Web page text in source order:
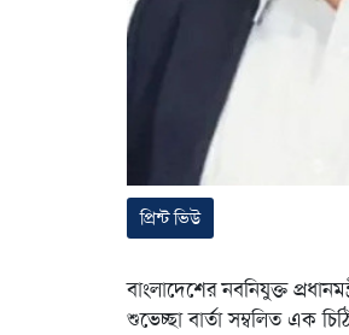
প্রিন্ট ভিউ
বাংলাদেশের নবনিযুক্ত
শুভেচ্ছা বার্তা সম্বলিত এক